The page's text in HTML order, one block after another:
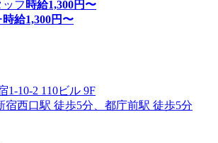
フ 時給1,300円〜
時給1,300円〜
1-10-2 110ビル 9F
宿西口駅 徒歩5分、都庁前駅 徒歩5分